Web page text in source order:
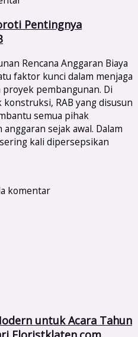
Pentingnya
Rencana Anggaran Biaya
faktor kunci dalam menjaga
pembangunan. Di
RAB yang disusun
semua pihak
sejak awal. Dalam
kali dipersepsikan
komentar
untuk Acara Tahun